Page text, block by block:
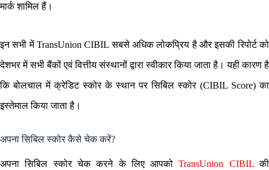
मार्क शामिल हैं।
इन सभी में TransUnion CIBIL सबसे अधिक लोकप्रिय है और इसकी रिपोर्ट को
देशभर में सभी बैंकों एवं वित्तीय संस्थानों द्वारा स्वीकार किया जाता है। यही कारण है
कि बोलचाल में क्रेडिट स्कोर के स्थान पर सिबिल स्कोर (CIBIL Score) का
इस्तेमाल किया जाता है।
अपना सिबिल स्कोर कैसे चेक करें?
अपना सिबिल स्कोर चेक करने के लिए आपकोTransUnion CIBILकी